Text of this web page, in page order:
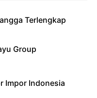
Terlengkap
Group
Impor Indonesia